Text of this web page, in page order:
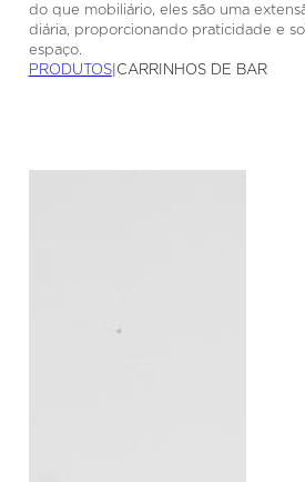
do que mobiliário, eles são uma
diária, proporcionando praticidade e
espaço.
PRODUTOS| CARRINHOS DE BAR